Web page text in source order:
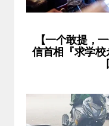
【一个敢提，
信首相『求学